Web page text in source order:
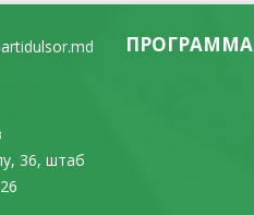
36, штаб
ПРОГРАММА